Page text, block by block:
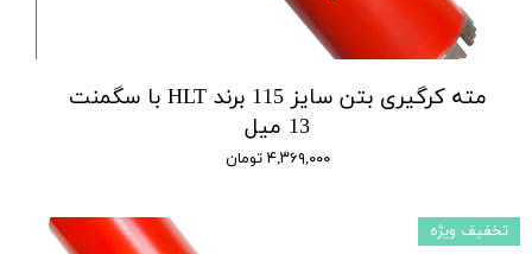
مته کرگیری بتن سایز 115 برند HLT با سگمنت
13 میل
۴,۳۶۹,۰۰۰ تومان
تخفیف ویژه